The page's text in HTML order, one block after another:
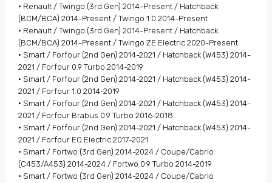
• Renault / Twingo (3rd Gen) 2014-Present / Hatchback
(BCM/BCA) 2014-Present / Twingo 1.0 2014-Present
• Renault / Twingo (3rd Gen) 2014-Present / Hatchback
(BCM/BCA) 2014-Present / Twingo ZE Electric 2020-Present
• Smart / Forfour (2nd Gen) 2014-2021 / Hatchback (W453) 2014-
2021 / Forfour 0.9 Turbo 2014-2019
• Smart / Forfour (2nd Gen) 2014-2021 / Hatchback (W453) 2014-
2021 / Forfour 1.0 2014-2019
• Smart / Forfour (2nd Gen) 2014-2021 / Hatchback (W453) 2014-
2021 / Forfour Brabus 0.9 Turbo 2016-2018
• Smart / Forfour (2nd Gen) 2014-2021 / Hatchback (W453) 2014-
2021 / Forfour EQ Electric 2017-2021
• Smart / Fortwo (3rd Gen) 2014-2024 / Coupe/Cabrio
(C453/A453) 2014-2024 / Fortwo 0.9 Turbo 2014-2019
• Smart / Fortwo (3rd Gen) 2014-2024 / Coupe/Cabrio